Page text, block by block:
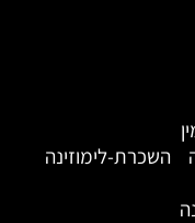
השכרת-לימוזינה